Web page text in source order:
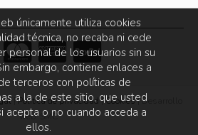
|Política de privacidad|Cookies| Desarrollo
web: SMC
únicamente utiliza cookies
técnica, no recaba ni cede
personal de los usuarios sin su
embargo, contiene enlaces a
terceros con políticas de
a la de este sitio, que usted
acepta o no cuando acceda a
ellos.